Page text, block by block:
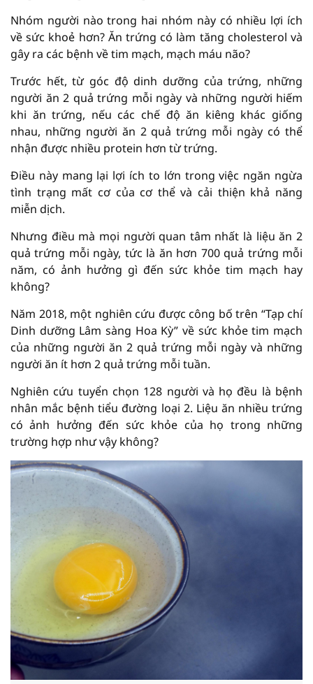
Nhóm người nào trong hai nhóm này có nhiều lợi ích
về sức khoẻ hơn? Ăn trứng có làm tăng cholesterol và
gây ra các bệnh về tim mạch, mạch máu não?
Trước hết, từ góc độ dinh dưỡng của trứng, những
người ăn 2 quả trứng mỗi ngày và những người hiếm
khi ăn trứng, nếu các chế độ ăn kiêng khác giống
nhau, những người ăn 2 quả trứng mỗi ngày có thể
nhận được nhiều protein hơn từ trứng.
Điều này mang lại lợi ích to lớn trong việc ngăn ngừa
tình trạng mất cơ của cơ thể và cải thiện khả năng
miễn dịch.
Nhưng điều mà mọi người quan tâm nhất là liệu ăn 2
quả trứng mỗi ngày, tức là ăn hơn 700 quả trứng mỗi
năm, có ảnh hưởng gì đến sức khỏe tim mạch hay
không?
Năm 2018, một nghiên cứu được công bố trên “Tạp chí
Dinh dưỡng Lâm sàng Hoa Kỳ” về sức khỏe tim mạch
của những người ăn 2 quả trứng mỗi ngày và những
người ăn ít hơn 2 quả trứng mỗi tuần.
Nghiên cứu tuyển chọn 128 người và họ đều là bệnh
nhân mắc bệnh tiểu đường loại 2. Liệu ăn nhiều trứng
có ảnh hưởng đến sức khỏe của họ trong những
trường hợp như vậy không?